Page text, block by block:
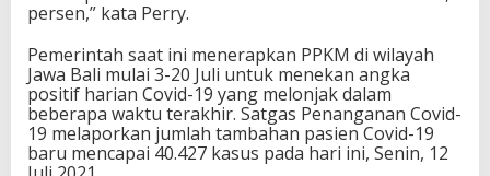
persen,” kata Perry.
Pemerintah saat ini menerapkan PPKM di wilayah
Jawa Bali mulai 3-20 Juli untuk menekan angka
positif harian Covid-19 yang melonjak dalam
beberapa waktu terakhir. Satgas Penanganan Covid-
19 melaporkan jumlah tambahan pasien Covid-19
baru mencapai 40.427 kasus pada hari ini, Senin, 12